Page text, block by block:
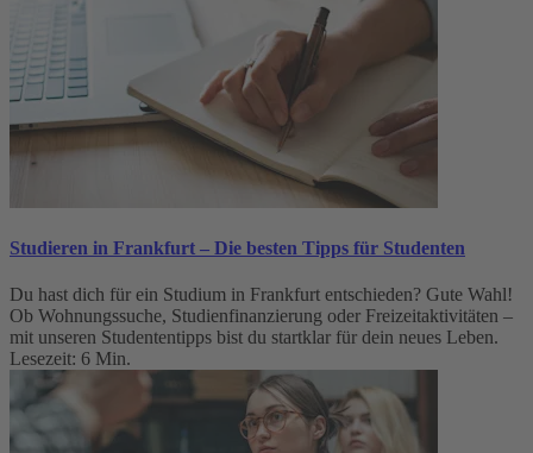
Studieren in Frankfurt – Die besten Tipps für Studenten
Du hast dich für ein Studium in Frankfurt entschieden? Gute Wahl!
Ob Wohnungssuche, Studienfinanzierung oder Freizeitaktivitäten –
mit unseren Studententipps bist du startklar für dein neues Leben.
Lesezeit: 6 Min.